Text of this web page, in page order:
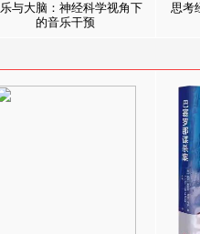
与大脑：神经科学视角下
的音乐干预
思考